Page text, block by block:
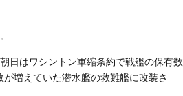
日はワシントン軍縮条約で戦艦の保有数
増えていた潜水艦の救難艦に改装さ